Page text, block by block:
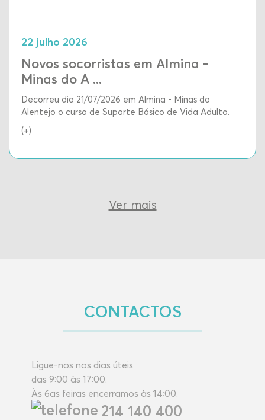
22 julho 2026
Novos socorristas em Almina -
Minas do A ...
Decorreu dia 21/07/2026 em Almina - Minas do
Alentejo o curso de Suporte Básico de Vida Adulto.
(+)
Ver mais
CONTACTOS
Ligue-nos nos dias úteis
das 9:00 às 17:00.
Às 6as feiras encerramos às 14:00.
214 140 400